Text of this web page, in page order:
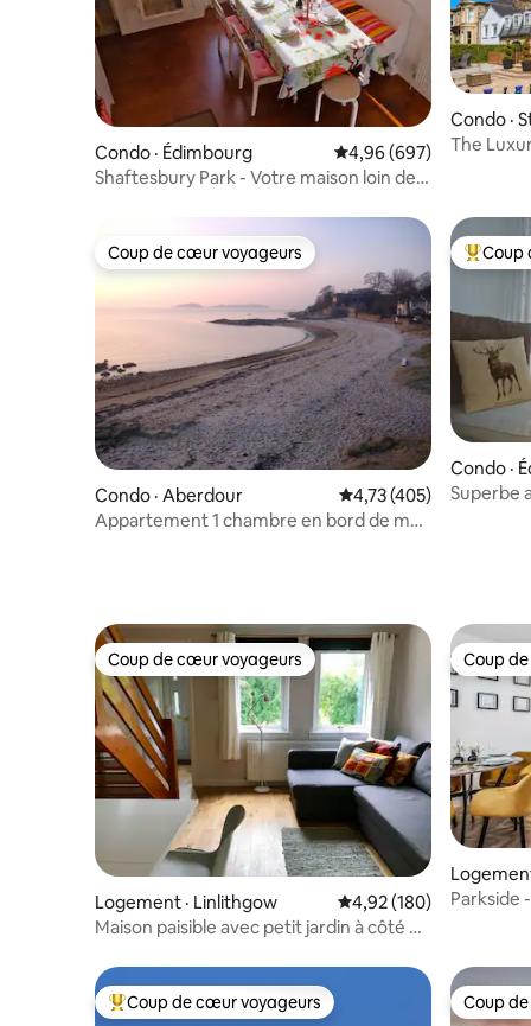
Condo · Édimbourg Note moyenne de 4,96
4,96 (697)
Shaftesbury Park - Votre maison loin de
Condo ·
The
Coup de cœur voyageurs
Coup de cœur voyageurs
Condo · Aberdour Note moyenne de
4,73 (405)
Appartement 1 chambre en bord de mer
Coup
Coup
Condo ·
Superbe
Coup de cœur voyageurs
Coup de cœur voyageurs
Logement · Linlithgow Note moyenne de
4,92 (180)
Maison paisible avec petit jardin à côté du
Coup
Coup
Parkside
Coup de cœur voyageurs parmi les plus aimés
Coup de cœur voyageurs Coup
Coup